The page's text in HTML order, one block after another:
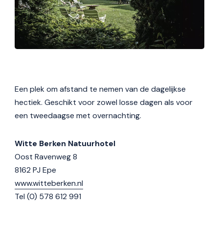
Een plek om afstand te nemen van de dagelijkse
hectiek. Geschikt voor zowel losse dagen als voor
een tweedaagse met overnachting.
Witte Berken Natuurhotel
Oost Ravenweg 8
8162 PJ Epe
www.witteberken.nl
Tel (0) 578 612 991